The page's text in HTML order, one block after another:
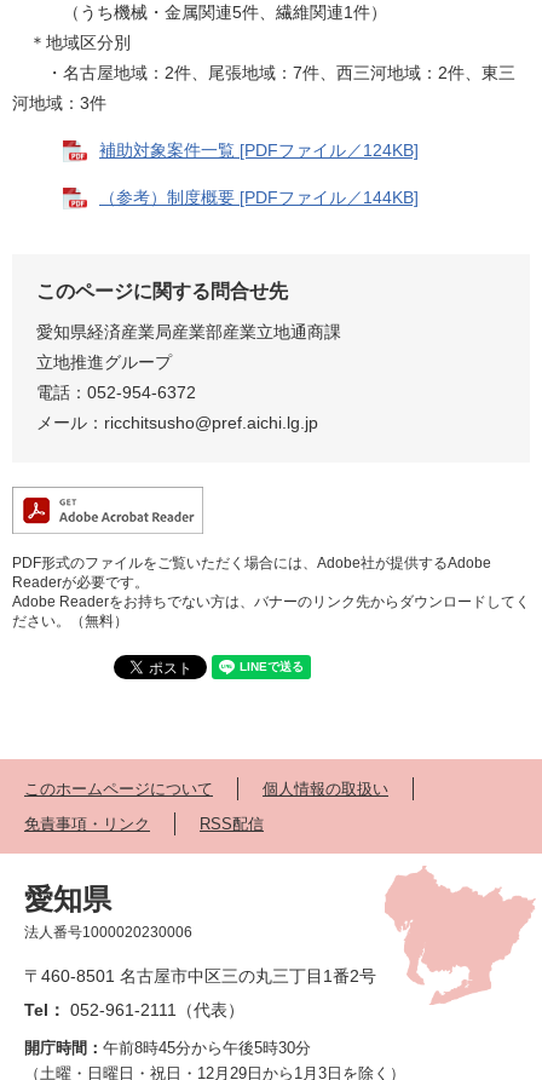
（うち機械・金属関連5件、繊維関連1件）
＊地域区分別
・名古屋地域：2件、尾張地域：7件、西三河地域：2件、東三
河地域：3件
補助対象案件一覧 [PDFファイル／124KB]
（参考）制度概要 [PDFファイル／144KB]
このページに関する問合せ先
愛知県経済産業局産業部産業立地通商課
立地推進グループ
電話：052-954-6372
メール：ricchitsusho@pref.aichi.lg.jp
PDF形式のファイルをご覧いただく場合には、Adobe社が提供するAdobe
Readerが必要です。
Adobe Readerをお持ちでない方は、バナーのリンク先からダウンロードしてく
ださい。（無料）
このホームページについて
個人情報の取扱い
免責事項・リンク
RSS配信
愛知県
法人番号1000020230006
〒460-8501 名古屋市中区三の丸三丁目1番2号
Tel： 052-961-2111（代表）
開庁時間： 午前8時45分から午後5時30分
（土曜・日曜日・祝日・12月29日から1月3日を除く）